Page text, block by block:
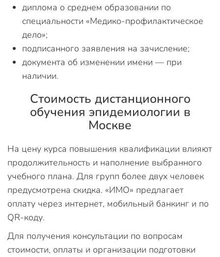
диплома о среднем образовании по
специальности «Медико-профилактическое
дело»;
подписанного заявления на зачисление;
документа об изменении имени — при
наличии.
Стоимость дистанционного
обучения эпидемиологии в
Москве
На цену курса повышения квалификации влияют
продолжительность и наполнение выбранного
учебного плана. Для групп более двух человек
предусмотрена скидка. «ИМО» предлагает
оплату через интернет, мобильный банкинг и по
QR-коду.
Для получения консультации по вопросам
стоимости, оплаты и организации подготовки